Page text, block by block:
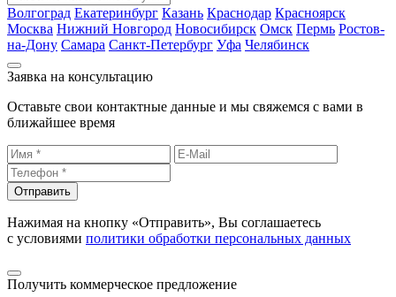
Волгоград Екатеринбург Казань Краснодар Красноярск
Москва Нижний Новгород Новосибирск Омск Пермь Ростов-
на-Дону Самара Санкт-Петербург Уфа Челябинск
Заявка на консультацию
Оставьте свои контактные данные и мы свяжемся с вами в
ближайшее время
Отправить
Нажимая на кнопку «Отправить», Вы соглашаетесь
с условиями политики обработки персональных данных
Получить коммерческое предложение